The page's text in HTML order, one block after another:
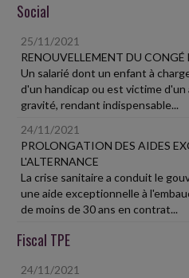
Social
25/11/2021
RENOUVELLEMENT DU CONGÉ
Un salarié dont un enfant à
d'un handicap ou est victime
gravité, rendant indispensable...
24/11/2021
PROLONGATION DES AIDES
L'ALTERNANCE
La crise sanitaire a conduit le
une aide exceptionnelle à
de moins de 30 ans en contrat...
Fiscal TPE
24/11/2021